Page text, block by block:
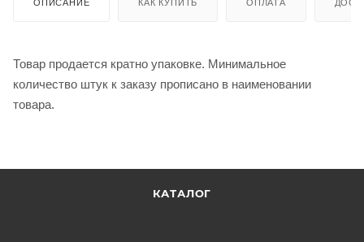
ОПИСАНИЕ КАК КУПИТЬ ОПЛАТА
Товар продается кратно упаковке. Минимальное
количество штук к заказу прописано в наименовании
товара.
КАТАЛОГ